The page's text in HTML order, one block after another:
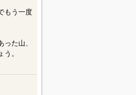
もう一度
た山、
。